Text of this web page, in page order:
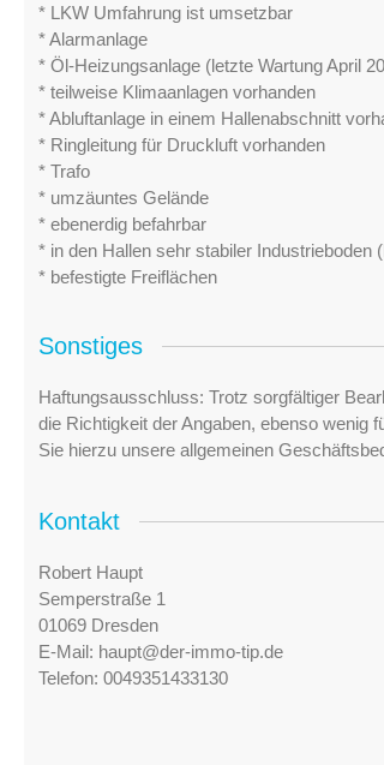
* LKW Umfahrung ist umsetzbar
* Alarmanlage
* Öl-Heizungsanlage (letzte Wartung April
* teilweise Klimaanlagen vorhanden
* Abluftanlage in einem Hallenabschnitt
* Ringleitung für Druckluft vorhanden
* Trafo
* umzäuntes Gelände
* ebenerdig befahrbar
* in den Hallen sehr stabiler Industrieboden
* befestigte Freiflächen
Sonstiges
Haftungsausschluss: Trotz sorgfältiger
die Richtigkeit der Angaben, ebenso wenig
Sie hierzu unsere allgemeinen
Kontakt
Robert Haupt
Semperstraße 1
01069 Dresden
E-Mail: haupt@der-immo-tip.de
Telefon: 0049351433130